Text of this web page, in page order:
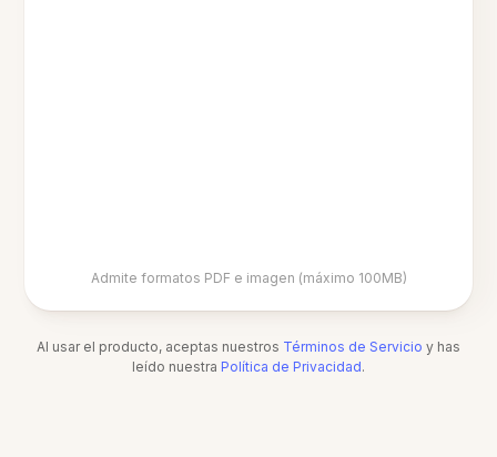
Admite formatos PDF e imagen (máximo 100MB)
Al usar el producto, aceptas nuestros Términos de Servicio y has
leído nuestra Política de Privacidad.